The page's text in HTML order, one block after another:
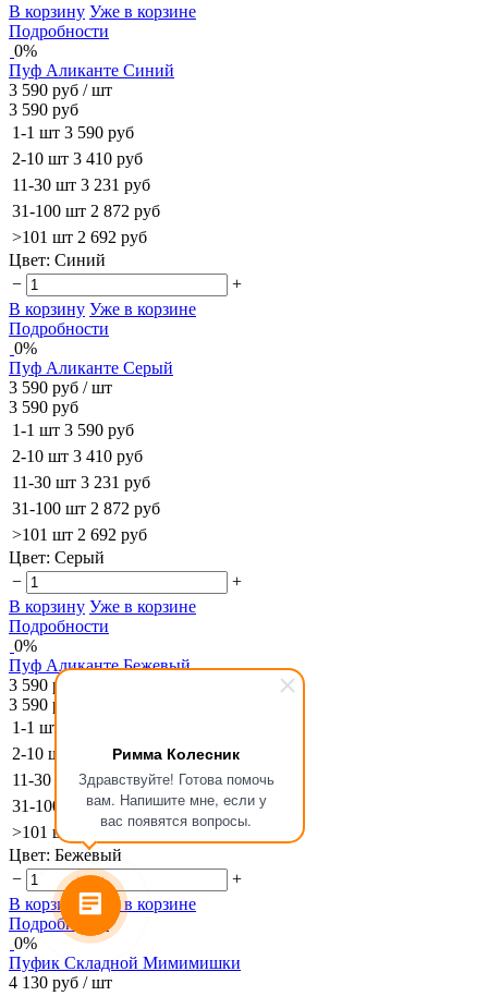
Римма Колесник
Здравствуйте! Готова помочь
вам. Напишите мне, если у
вас появятся вопросы.
В корзину Уже в корзине
Подробности
0%
Пуф Аликанте Синий
3 590 руб / шт
3 590 руб
1-1 шт 3 590 руб
2-10 шт 3 410 руб
11-30 шт 3 231 руб
31-100 шт 2 872 руб
>101 шт 2 692 руб
Цвет: Синий
−
+
В корзину Уже в корзине
Подробности
0%
Пуф Аликанте Серый
3 590 руб / шт
3 590 руб
1-1 шт 3 590 руб
2-10 шт 3 410 руб
11-30 шт 3 231 руб
31-100 шт 2 872 руб
>101 шт 2 692 руб
Цвет: Серый
−
+
В корзину Уже в корзине
Подробности
0%
Пуф Аликанте Бежевый
3 590 руб
3 590 руб
1-1 шт
2-10 шт
3 410 руб
11-30 шт
3 231 руб
31-100 шт
2 872 руб
>101 шт
2 692 руб
Цвет: Бежевый
−
+
В корзину Уже в корзине
Подробности
0%
Пуфик Складной Мимимишки
4 130 руб / шт